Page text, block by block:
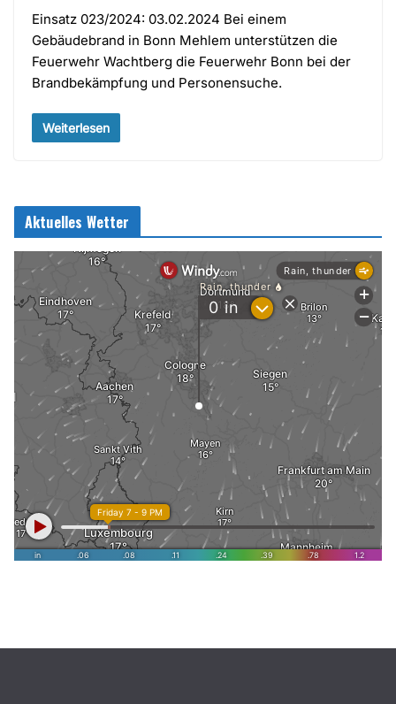
Einsatz 023/2024: 03.02.2024 Bei einem
Gebäudebrand in Bonn Mehlem unterstützen die
Feuerwehr Wachtberg die Feuerwehr Bonn bei der
Brandbekämpfung und Personensuche.
Weiterlesen
Aktuelles Wetter